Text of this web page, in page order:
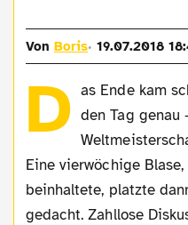
VonBoris 19.07.2018
D as Ende kam
den Tag genau
Eine vierwöchige
beinhaltete, platzte
gedacht. Zahllose